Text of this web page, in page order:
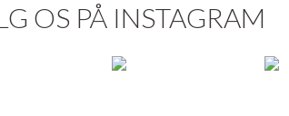
OS PÅ INSTAGRAM